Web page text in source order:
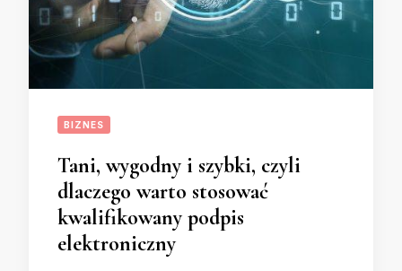
BIZNES
Tani, wygodny i szybki, czyli
dlaczego warto stosować
kwalifikowany podpis
elektroniczny